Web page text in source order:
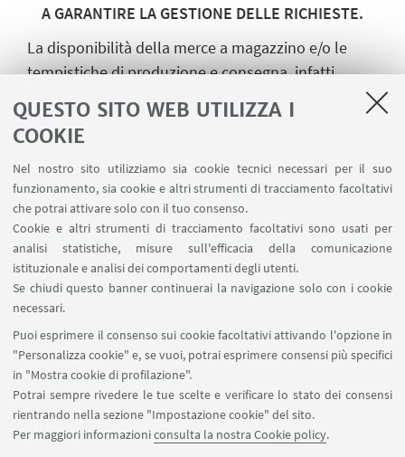
QUESTO SITO WEB UTILIZZA I
COOKIE
Nel nostro sito utilizziamo sia cookie tecnici necessari per il suo
funzionamento, sia cookie e altri strumenti di tracciamento facoltativi
che potrai attivare solo con il tuo consenso.
Cookie e altri strumenti di tracciamento facoltativi sono usati per
analisi statistiche, misure sull'efficacia della comunicazione
istituzionale e analisi dei comportamenti degli utenti.
Se chiudi questo banner continuerai la navigazione solo con i cookie
necessari.
Puoi esprimere il consenso sui cookie facoltativi attivando l'opzione in
"Personalizza cookie" e, se vuoi, potrai esprimere consensi più specifici
in "Mostra cookie di profilazione".
Potrai sempre rivedere le tue scelte e verificare lo stato dei consensi
rientrando nella sezione "Impostazione cookie" del sito.
Per maggiori informazioniconsulta la nostra Cookie policy.
A GARANTIRE LA GESTIONE DELLE RICHIESTE.
La disponibilità della merce a magazzino e/o le
tempistiche di produzione e consegna, infatti,
base ai quantitativi richiesti. Per la produzione,
possono occorrere, in alcuni casi, dai 60 ai 120
giorni lavorativi o oltre dalla data di ricevimento
del buono d’ordine. Si consiglia pertanto di
contattare il CUSB con largo anticipo.
LA FORNITURA SEGUE SOLO ALLA RICEZIONE DEL
BUONO D'ORDINE, DA INVIARE ALL'INDIRIZZO PEC
cusbologna@pec.it
NON È POSSIBILE RITIRARE E/O RICEVERE LA
MERCE IN MANCANZA DI BUONO D'ORDINE.